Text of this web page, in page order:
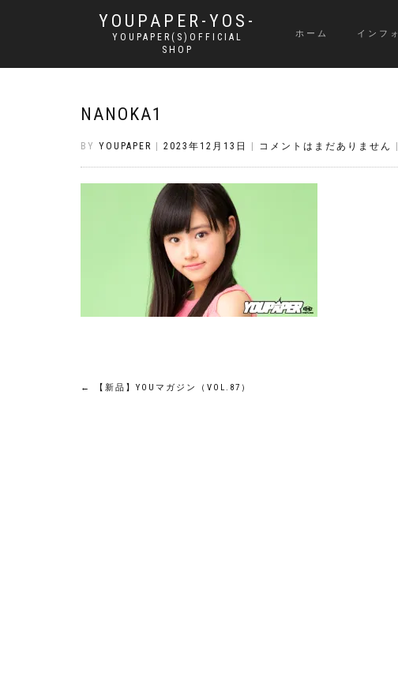
YOUPAPER-YOS-
YOUPAPER(S)OFFICIAL
SHOP
ホーム インフォ
NANOKA1
BY YOUPAPER 2023年12月13日 コメントはまだありません
投
← 【新品】YOUマガジン（VOL.87）